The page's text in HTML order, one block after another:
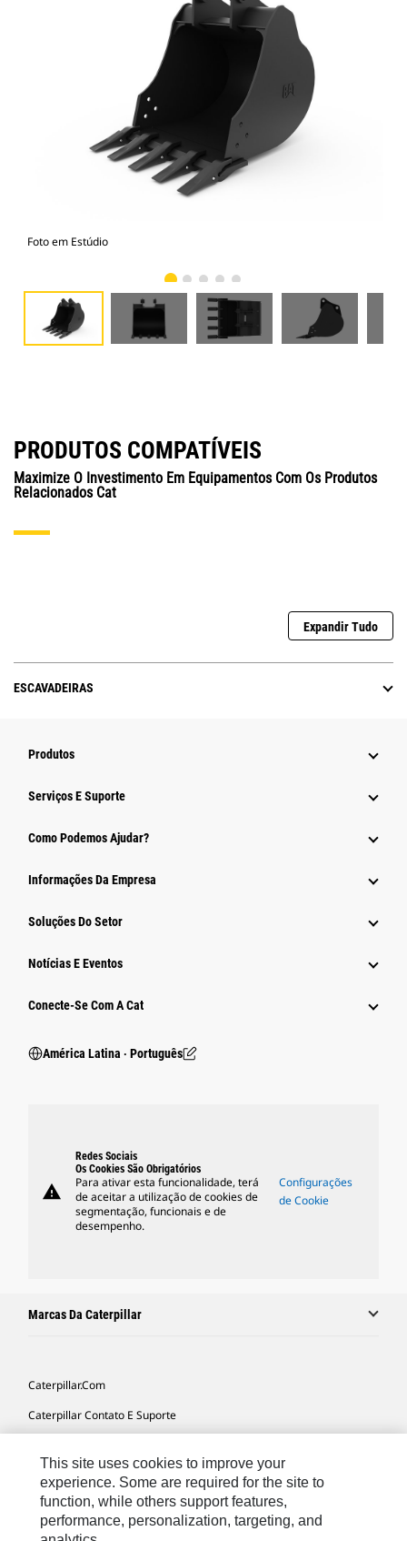
Foto em Estúdio
PRODUTOS COMPATÍVEIS
Maximize O Investimento Em Equipamentos Com Os Produtos
Relacionados Cat
Expandir Tudo
ESCAVADEIRAS
Produtos
Serviços E Suporte
Como Podemos Ajudar?
Informações Da Empresa
Soluções Do Setor
Notícias E Eventos
Conecte-Se Com A Cat
América Latina ‧ Português
warning
Redes Sociais
Os Cookies São Obrigatórios
Para ativar esta funcionalidade, terá
de aceitar a utilização de cookies de
segmentação, funcionais e de
desempenho.
Configurações
de Cookie
Marcas Da Caterpillar
Caterpillar.com
Caterpillar Contato E Suporte
Mapa Do Local
Cookie Settings
Legal
This site uses cookies to improve your
experience. Some are required for the site to
function, while others support features,
performance, personalization, targeting, and